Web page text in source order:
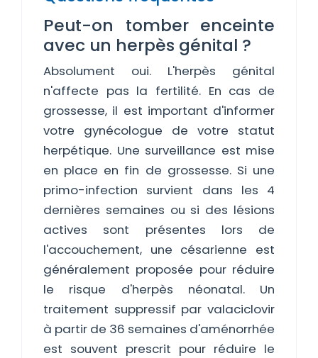
Peut-on tomber enceinte
avec un herpès génital ?
Absolument oui. L'herpès génital
n'affecte pas la fertilité. En cas de
grossesse, il est important d'informer
votre gynécologue de votre statut
herpétique. Une surveillance est mise
en place en fin de grossesse. Si une
primo-infection survient dans les 4
dernières semaines ou si des lésions
actives sont présentes lors de
l'accouchement, une césarienne est
généralement proposée pour réduire
le risque d'herpès néonatal. Un
traitement suppressif par valaciclovir
à partir de 36 semaines d'aménorrhée
est souvent prescrit pour réduire le